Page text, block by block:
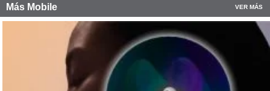
Más Mobile VER MÁS